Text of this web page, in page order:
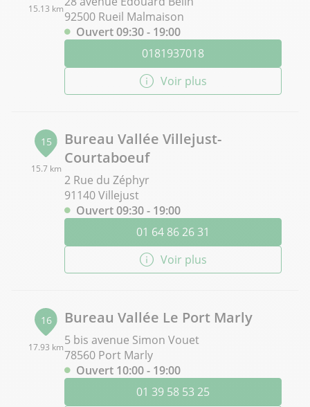
15.13 km
92500 Rueil Malmaison
Ouvert 09:30 - 19:00
0181937018
Voir plus
15
15.7 km
Bureau Vallée Villejust-
Courtaboeuf
2 Rue du Zéphyr
91140 Villejust
Ouvert 09:30 - 19:00
01 64 86 26 31
Voir plus
16
17.93 km
Bureau Vallée Le Port Marly
5 bis avenue Simon Vouet
78560 Port Marly
Ouvert 10:00 - 19:00
01 39 58 53 25